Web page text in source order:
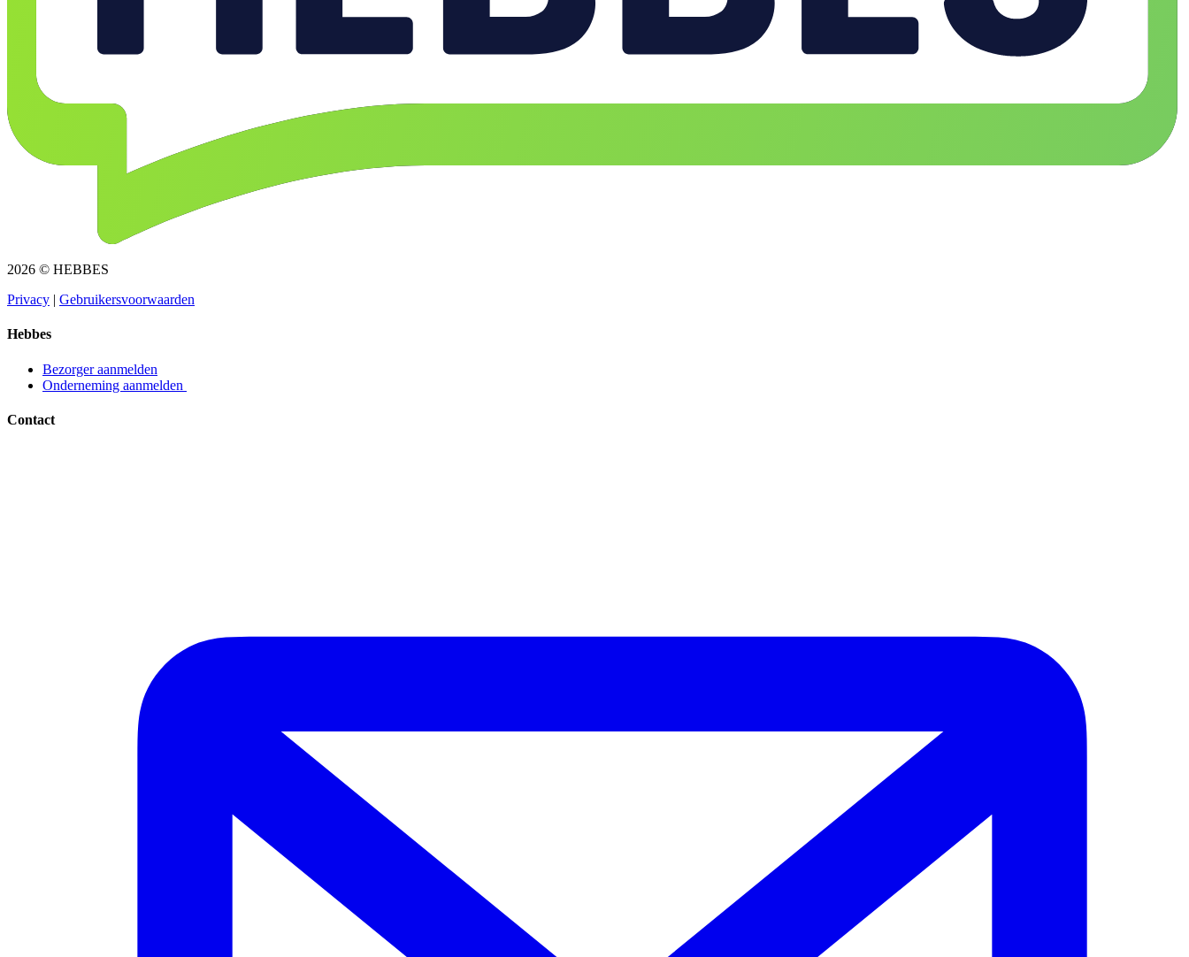
2026 © HEBBES
Privacy​​​​‌ ‍ ​‍​‍‌‍ ‌ ​‍‌‍‍‌‌‍‌ ‌‍‍‌‌‍ ‍​‍​‍​ ‍‍​‍​‍‌ ​ ‌‍​‌‌‍ ‍‌‍‍‌‌ ‌​‌ ‍‌​‍ ‍‌‍‍‌‌‍ ​‍​‍​‍ ​​‍​‍‌‍‍​‌ ​‍‌‍‌‌‌‍‌‍​‍​‍​ ‍‍​‍​‍‌‍‍​‌ ‌​‌ ‌​‌ ​​​ ‍‍​‍ ​‍ ‌‍ ​‌‍ ‌‍​ ‌‍​‌‌‍ ​‌‍‍​‌‍ ‌ ​ ‌ ‌​​ ‍‍​ ​ ​ ​ ​ ​ ​ ​ ​‍ ‌‍‍‌‌‍ ‍‌ ‌​‌‍‌‌‌‍ ‍‌ ‌​​‍ ‌‍‌‌‌‍‌​‌‍‍‌‌ ‌​​‍ ‌‍ ‌‌‍ ‌‍‌​‌‍‌‌​ ‌‌ ​​‌ ​‍‌‍‌‌‌ ​ ‌‍‌‌‌‍ ‍‌ ‌​‌‍​‌‌ ‌​‌‍‍‌‌‍ ‌‍ ‍​ ‍ ‌‍‍‌‌‍‌​​ ‌‌‍‌ ‌‍ ​‌‍ ‌‍​‍‌‍​‌‌‍ ​​ ‍ ‌ ‌​‌ ‍‌‌ ​​‌‍‌‌​ ‌‌‍‌ ‌‍ ​‌‍ ‌‍​‍‌‍​‌‌‍ ​​ ‍ ‌ ​​‌‍​‌‌ ‌​‌‍‍​​ ‌‌‍‌‍‌‍ ‌‍ ‌ ‌​‌‍‌‌‌ ​‍​‍ ‍‌‍ ​‌‍‌‌‌‍‌ ‌‍​‌‌‍ ​​‍‌‌​ ‌‌‌​​‍‌‌ ‌‍‍ ‌‍‌‌‌ ‍‌​‍‌‌​ ​ ‌​‌​​‍‌‌​ ​ ‌​‌​​‍‌‌​ ​‍​ ​‍​ ​‌​ ‍​‌‍‌‌​ ‌‍‌‍‌​‌‍‌‌‌‍‌‌​ ‌‍​ ​ ​ ‍‌​ ‌‌​ ‌​​‍‌‌​ ​‍​ ​‍​‍‌‌​ ‌‌‌​‌​​‍ ‍‌‍ ​‌‍​‌‌‍​‍‌‍‌‌‌‍ ​​ ‌‍​‍‌‍​‌‌ ​ ‌‍‌‌‌‌‌‌‌ ​‍‌‍ ​​ ‌‌‍‍​‌ ‌​‌ ‌​‌ ​​​‍‌‌​ ​ ‌​​‌​‍‌‌​ ​‍‌​‌‍​‍‌‌​ ​‍‌​‌‍‌‍ ​‌‍ ‌‍​ ‌‍​‌‌‍ ​‌‍‍​‌‍ ‌ ​ ‌ ‌​​‍‌‌​ ​ ‌​​‌​ ​ ​ ​ ​ ​ ​ ​ ​‍‌‍‌‍‍‌‌‍‌​​ ‌‌‍‌ ‌‍ ​‌‍ ‌‍​‍‌‍​‌‌‍ ​​‍‌‍‌ ‌​‌ ‍‌‌ ​​‌‍‌‌​ ‌‌‍‌ ‌‍ ​‌‍ ‌‍​‍‌‍​‌‌‍ ​​‍‌‍‌ ​​‌‍​‌‌ ‌​‌‍‍​​ ‌‌‍‌‍‌‍ ‌‍ ‌ ‌​‌‍‌‌‌ ​‍​‍ ‍‌‍ ​‌‍‌‌‌‍‌ ‌‍​‌‌‍ ​​‍‌‌​ ‌‌‌​​‍‌‌ ‌‍‍ ‌‍‌‌‌ ‍‌​‍‌‌​ ​ ‌​‌​​‍‌‌​ ​ ‌​‌​​‍‌‌​ ​‍​ ​‍​ ​‌​ ‍​‌‍‌‌​ ‌‍‌‍‌​‌‍‌‌‌‍‌‌​ ‌‍​ ​ ​ ‍‌​ ‌‌​ ‌​​‍‌‌​ ​‍​ ​‍​‍‌‌​ ‌‌‌​‌​​‍ ‍‌‍ ​‌‍​‌‌‍​‍‌‍‌‌‌‍ ​​‍‌‍‌ ​​‌‍‌‌‌ ​‍‌ ​ ‌ ​​‌‍‌‌‌‍​ ‌ ‌​‌‍‍‌‌ ‌‍‌‍‌‌​ ‌‌ ​​‌ ‌‌‌‍​‍‌‍ ​‌‍‍‌‌ ​ ‌‍‍​‌‍‌‌‌‍‌​​‍​‍‌ ‌ | Gebruikersvoorwaarden​​​​‌ ‍ ​‍​‍‌‍ ‌ ​‍‌‍‍‌‌‍‌ ‌‍‍‌‌‍ ‍​‍​‍​ ‍‍​‍​‍‌ ​ ‌‍​‌‌‍ ‍‌‍‍‌‌ ‌​‌ ‍‌​‍ ‍‌‍‍‌‌‍ ​‍​‍​‍ ​​‍​‍‌‍‍​‌ ​‍‌‍‌‌‌‍‌‍​‍​‍​ ‍‍​‍​‍‌‍‍​‌ ‌​‌ ‌​‌ ​​​ ‍‍​‍ ​‍ ‌‍ ​‌‍ ‌‍​ ‌‍​‌‌‍ ​‌‍‍​‌‍ ‌ ​ ‌ ‌​​ ‍‍​ ​ ​ ​ ​ ​ ​ ​ ​‍ ‌‍‍‌‌‍ ‍‌ ‌​‌‍‌‌‌‍ ‍‌ ‌​​‍ ‌‍‌‌‌‍‌​‌‍‍‌‌ ‌​​‍ ‌‍ ‌‌‍ ‌‍‌​‌‍‌‌​ ‌‌ ​​‌ ​‍‌‍‌‌‌ ​ ‌‍‌‌‌‍ ‍‌ ‌​‌‍​‌‌ ‌​‌‍‍‌‌‍ ‌‍ ‍​ ‍ ‌‍‍‌‌‍‌​​ ‌‌‍‌ ‌‍ ​‌‍ ‌‍​‍‌‍​‌‌‍ ​​ ‍ ‌ ‌​‌ ‍‌‌ ​​‌‍‌‌​ ‌‌‍‌ ‌‍ ​‌‍ ‌‍​‍‌‍​‌‌‍ ​​ ‍ ‌ ​​‌‍​‌‌ ‌​‌‍‍​​ ‌‌‍‌‍‌‍ ‌‍ ‌ ‌​‌‍‌‌‌ ​‍​‍ ‍‌‍ ​‌‍‌‌‌‍‌ ‌‍​‌‌‍ ​​‍‌‌​ ‌‌‌​​‍‌‌ ‌‍‍ ‌‍‌‌‌ ‍‌​‍‌‌​ ​ ‌​‌​​‍‌‌​ ​ ‌​‌​​‍‌‌​ ​‍​ ​‍​ ​​‌‍​ ‌‍‌‍​ ‌‍​ ‌​‌‍‌​​ ​ ‌‍‌‌​ ​ ​ ​‌​ ‍‌​ ​‍​‍‌‌​ ​‍​ ​‍​‍‌‌​ ‌‌‌​‌​​‍ ‍‌‍ ​‌‍​‌‌‍​‍‌‍‌‌‌‍ ​​ ‌‍​‍‌‍​‌‌ ​ ‌‍‌‌‌‌‌‌‌ ​‍‌‍ ​​ ‌‌‍‍​‌ ‌​‌ ‌​‌ ​​​‍‌‌​ ​ ‌​​‌​‍‌‌​ ​‍‌​‌‍​‍‌‌​ ​‍‌​‌‍‌‍ ​‌‍ ‌‍​ ‌‍​‌‌‍ ​‌‍‍​‌‍ ‌ ​ ‌ ‌​​‍‌‌​ ​ ‌​​‌​ ​ ​ ​ ​ ​ ​ ​ ​‍‌‍‌‍‍‌‌‍‌​​ ‌‌‍‌ ‌‍ ​‌‍ ‌‍​‍‌‍​‌‌‍ ​​‍‌‍‌ ‌​‌ ‍‌‌ ​​‌‍‌‌​ ‌‌‍‌ ‌‍ ​‌‍ ‌‍​‍‌‍​‌‌‍ ​​‍‌‍‌ ​​‌‍​‌‌ ‌​‌‍‍​​ ‌‌‍‌‍‌‍ ‌‍ ‌ ‌​‌‍‌‌‌ ​‍​‍ ‍‌‍ ​‌‍‌‌‌‍‌ ‌‍​‌‌‍ ​​‍‌‌​ ‌‌‌​​‍‌‌ ‌‍‍ ‌‍‌‌‌ ‍‌​‍‌‌​ ​ ‌​‌​​‍‌‌​ ​ ‌​‌​​‍‌‌​ ​‍​ ​‍​ ​​‌‍​ ‌‍‌‍​ ‌‍​ ‌​‌‍‌​​ ​ ‌‍‌‌​ ​ ​ ​‌​ ‍‌​ ​‍​‍‌‌​ ​‍​ ​‍​‍‌‌​ ‌‌‌​‌​​‍ ‍‌‍ ​‌‍​‌‌‍​‍‌‍‌‌‌‍ ​​‍‌‍‌ ​​‌‍‌‌‌ ​‍‌ ​ ‌ ​​‌‍‌‌‌‍​ ‌ ‌​‌‍‍‌‌ ‌‍‌‍‌‌​ ‌‌ ​​‌ ‌‌‌‍​‍‌‍ ​‌‍‍‌‌ ​ ‌‍‍​‌‍‌‌‌‍‌​​‍​‍‌ ‌
Hebbes
Bezorger aanmelden​​​​‌ ‍ ​‍​‍‌‍ ‌ ​‍‌‍‍‌‌‍‌ ‌‍‍‌‌‍ ‍​‍​‍​ ‍‍​‍​‍‌ ​ ‌‍​‌‌‍ ‍‌‍‍‌‌ ‌​‌ ‍‌​‍ ‍‌‍‍‌‌‍ ​‍​‍​‍ ​​‍​‍‌‍‍​‌ ​‍‌‍‌‌‌‍‌‍​‍​‍​ ‍‍​‍​‍‌‍‍​‌ ‌​‌ ‌​‌ ​​​ ‍‍​‍ ​‍ ‌‍ ​‌‍ ‌‍​ ‌‍​‌‌‍ ​‌‍‍​‌‍ ‌ ​ ‌ ‌​​ ‍‍​ ​ ​ ​ ​ ​ ​ ​ ​‍ ‌‍‍‌‌‍ ‍‌ ‌​‌‍‌‌‌‍ ‍‌ ‌​​‍ ‌‍‌‌‌‍‌​‌‍‍‌‌ ‌​​‍ ‌‍ ‌‌‍ ‌‍‌​‌‍‌‌​ ‌‌ ​​‌ ​‍‌‍‌‌‌ ​ ‌‍‌‌‌‍ ‍‌ ‌​‌‍​‌‌ ‌​‌‍‍‌‌‍ ‌‍ ‍​ ‍ ‌‍‍‌‌‍‌​​ ‌‌‍‌ ‌‍ ​‌‍ ‌‍​‍‌‍​‌‌‍ ​​ ‍ ‌ ‌​‌ ‍‌‌ ​​‌‍‌‌​ ‌‌‍‌ ‌‍ ​‌‍ ‌‍​‍‌‍​‌‌‍ ​​ ‍ ‌ ​​‌‍​‌‌ ‌​‌‍‍​​ ‌‌‍‌‍‌‍ ‌‍ ‌ ‌​‌‍‌‌‌ ​‍​‍ ‍‌ ​​‌‍​‌‌‍‌ ‌‍‌‌‌ ​ ​‍‌‌​ ‌‌‌​​‍‌‌ ‌‍‍ ‌‍‌‌‌ ‍‌​‍‌‌​ ​ ‌​‌​​‍‌‌​ ​ ‌​‌​​‍‌‌​ ​‍​ ​‍​ ‌ ​ ​‌‌‍​‍‌‍​ ​ ‌‌​ ‌ ​ ​‌​ ​‍​ ‌​​ ​​‌‍‌‌​ ‍‌​‍‌‌​ ​‍​ ​‍​‍‌‌​ ‌‌‌​‌​​‍ ‍‌‍ ​‌‍​‌‌‍​‍‌‍‌‌‌‍ ​​ ‌‍​‍‌‍​‌‌ ​ ‌‍‌‌‌‌‌‌‌ ​‍‌‍ ​​ ‌‌‍‍​‌ ‌​‌ ‌​‌ ​​​‍‌‌​ ​ ‌​​‌​‍‌‌​ ​‍‌​‌‍​‍‌‌​ ​‍‌​‌‍‌‍ ​‌‍ ‌‍​ ‌‍​‌‌‍ ​‌‍‍​‌‍ ‌ ​ ‌ ‌​​‍‌‌​ ​ ‌​​‌​ ​ ​ ​ ​ ​ ​ ​ ​‍‌‍‌‍‍‌‌‍‌​​ ‌‌‍‌ ‌‍ ​‌‍ ‌‍​‍‌‍​‌‌‍ ​​‍‌‍‌ ‌​‌ ‍‌‌ ​​‌‍‌‌​ ‌‌‍‌ ‌‍ ​‌‍ ‌‍​‍‌‍​‌‌‍ ​​‍‌‍‌ ​​‌‍​‌‌ ‌​‌‍‍​​ ‌‌‍‌‍‌‍ ‌‍ ‌ ‌​‌‍‌‌‌ ​‍​‍ ‍‌ ​​‌‍​‌‌‍‌ ‌‍‌‌‌ ​ ​‍‌‌​ ‌‌‌​​‍‌‌ ‌‍‍ ‌‍‌‌‌ ‍‌​‍‌‌​ ​ ‌​‌​​‍‌‌​ ​ ‌​‌​​‍‌‌​ ​‍​ ​‍​ ‌ ​ ​‌‌‍​‍‌‍​ ​ ‌‌​ ‌ ​ ​‌​ ​‍​ ‌​​ ​​‌‍‌‌​ ‍‌​‍‌‌​ ​‍​ ​‍​‍‌‌​ ‌‌‌​‌​​‍ ‍‌‍ ​‌‍​‌‌‍​‍‌‍‌‌‌‍ ​​‍‌‍‌ ​​‌‍‌‌‌ ​‍‌ ​ ‌ ​​‌‍‌‌‌‍​ ‌ ‌​‌‍‍‌‌ ‌‍‌‍‌‌​ ‌‌ ​​‌ ‌‌‌‍​‍‌‍ ​‌‍‍‌‌ ​ ‌‍‍​‌‍‌‌‌‍‌​​‍​‍‌ ‌
Onderneming aanmelden ​​​​‌ ‍ ​‍​‍‌‍ ‌ ​‍‌‍‍‌‌‍‌ ‌‍‍‌‌‍ ‍​‍​‍​ ‍‍​‍​‍‌ ​ ‌‍​‌‌‍ ‍‌‍‍‌‌ ‌​‌ ‍‌​‍ ‍‌‍‍‌‌‍ ​‍​‍​‍ ​​‍​‍‌‍‍​‌ ​‍‌‍‌‌‌‍‌‍​‍​‍​ ‍‍​‍​‍‌‍‍​‌ ‌​‌ ‌​‌ ​​​ ‍‍​‍ ​‍ ‌‍ ​‌‍ ‌‍​ ‌‍​‌‌‍ ​‌‍‍​‌‍ ‌ ​ ‌ ‌​​ ‍‍​ ​ ​ ​ ​ ​ ​ ​ ​‍ ‌‍‍‌‌‍ ‍‌ ‌​‌‍‌‌‌‍ ‍‌ ‌​​‍ ‌‍‌‌‌‍‌​‌‍‍‌‌ ‌​​‍ ‌‍ ‌‌‍ ‌‍‌​‌‍‌‌​ ‌‌ ​​‌ ​‍‌‍‌‌‌ ​ ‌‍‌‌‌‍ ‍‌ ‌​‌‍​‌‌ ‌​‌‍‍‌‌‍ ‌‍ ‍​ ‍ ‌‍‍‌‌‍‌​​ ‌‌‍‌ ‌‍ ​‌‍ ‌‍​‍‌‍​‌‌‍ ​​ ‍ ‌ ‌​‌ ‍‌‌ ​​‌‍‌‌​ ‌‌‍‌ ‌‍ ​‌‍ ‌‍​‍‌‍​‌‌‍ ​​ ‍ ‌ ​​‌‍​‌‌ ‌​‌‍‍​​ ‌‌‍‌‍‌‍ ‌‍ ‌ ‌​‌‍‌‌‌ ​‍​‍ ‍‌ ​​‌‍​‌‌‍‌ ‌‍‌‌‌ ​ ​‍‌‌​ ‌‌‌​​‍‌‌ ‌‍‍ ‌‍‌‌‌ ‍‌​‍‌‌​ ​ ‌​‌​​‍‌‌​ ​ ‌​‌​​‍‌‌​ ​‍​ ​‍​ ‌ ​ ‌ ​ ‍‌​ ​ ​ ​‌‌‍​ ‌‍​‌​ ‌‍​ ​‌‌‍​‍​ ‌‍‌‍​ ​‍‌‌​ ​‍​ ​‍​‍‌‌​ ‌‌‌​‌​​‍ ‍‌‍ ​‌‍​‌‌‍​‍‌‍‌‌‌‍ ​​ ‌‍​‍‌‍​‌‌ ​ ‌‍‌‌‌‌‌‌‌ ​‍‌‍ ​​ ‌‌‍‍​‌ ‌​‌ ‌​‌ ​​​‍‌‌​ ​ ‌​​‌​‍‌‌​ ​‍‌​‌‍​‍‌‌​ ​‍‌​‌‍‌‍ ​‌‍ ‌‍​ ‌‍​‌‌‍ ​‌‍‍​‌‍ ‌ ​ ‌ ‌​​‍‌‌​ ​ ‌​​‌​ ​ ​ ​ ​ ​ ​ ​ ​‍‌‍‌‍‍‌‌‍‌​​ ‌‌‍‌ ‌‍ ​‌‍ ‌‍​‍‌‍​‌‌‍ ​​‍‌‍‌ ‌​‌ ‍‌‌ ​​‌‍‌‌​ ‌‌‍‌ ‌‍ ​‌‍ ‌‍​‍‌‍​‌‌‍ ​​‍‌‍‌ ​​‌‍​‌‌ ‌​‌‍‍​​ ‌‌‍‌‍‌‍ ‌‍ ‌ ‌​‌‍‌‌‌ ​‍​‍ ‍‌ ​​‌‍​‌‌‍‌ ‌‍‌‌‌ ​ ​‍‌‌​ ‌‌‌​​‍‌‌ ‌‍‍ ‌‍‌‌‌ ‍‌​‍‌‌​ ​ ‌​‌​​‍‌‌​ ​ ‌​‌​​‍‌‌​ ​‍​ ​‍​ ‌ ​ ‌ ​ ‍‌​ ​ ​ ​‌‌‍​ ‌‍​‌​ ‌‍​ ​‌‌‍​‍​ ‌‍‌‍​ ​‍‌‌​ ​‍​ ​‍​‍‌‌​ ‌‌‌​‌​​‍ ‍‌‍ ​‌‍​‌‌‍​‍‌‍‌‌‌‍ ​​‍‌‍‌ ​​‌‍‌‌‌ ​‍‌ ​ ‌ ​​‌‍‌‌‌‍​ ‌ ‌​‌‍‍‌‌ ‌‍‌‍‌‌​ ‌‌ ​​‌ ‌‌‌‍​‍‌‍ ​‌‍‍‌‌ ​ ‌‍‍​‌‍‌‌‌‍‌​​‍​‍‌ ‌
Contact